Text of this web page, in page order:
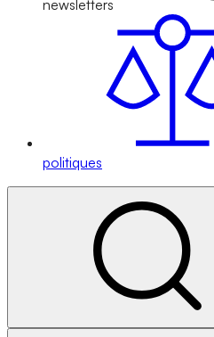
newsletters
politiques